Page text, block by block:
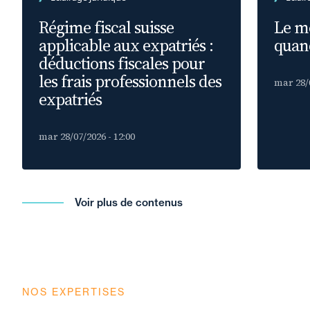
Régime fiscal suisse
applicable aux expatriés :
déductions fiscales pour
les frais professionnels des
expatriés
mar 28/07/2026 - 12:00
Le
mar 28/
Voir plus de contenus
NOS EXPERTISES